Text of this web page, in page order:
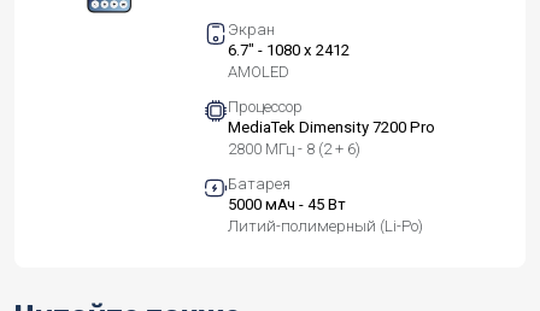
Экран
6.7" - 1080 x 2412
AMOLED
Процессор
MediaTek Dimensity 7200 Pro
2800 МГц - 8 (2 + 6)
Батарея
5000 мАч - 45 Вт
Литий-полимерный (Li-Po)